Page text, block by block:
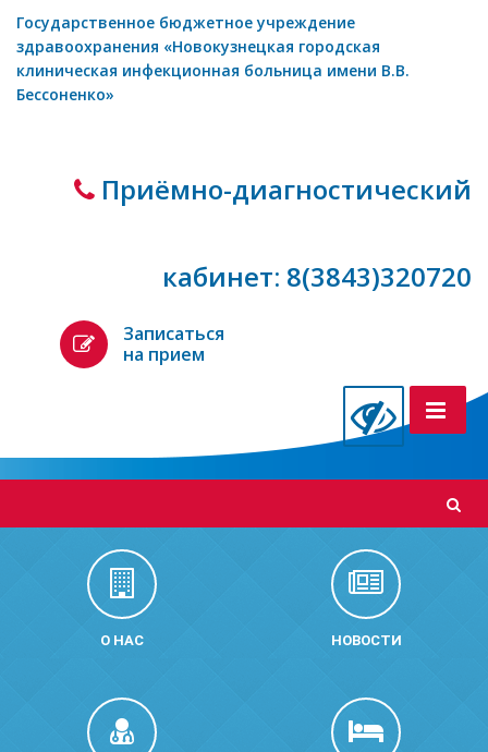
Государственное бюджетное учреждение
здравоохранения «Новокузнецкая городская
клиническая инфекционная больница имени В.В.
Бессоненко»
Приёмно-диагностический
кабинет: 8(3843)320720
Записаться
на прием
О НАС НОВОСТИ